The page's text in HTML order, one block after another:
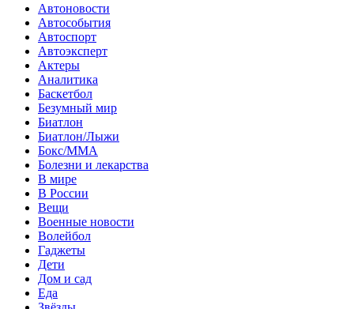
Автоновости
Автособытия
Автоспорт
Автоэксперт
Актеры
Аналитика
Баскетбол
Безумный мир
Биатлон
Биатлон/Лыжи
Бокс/MMA
Болезни и лекарства
В мире
В России
Вещи
Военные новости
Волейбол
Гаджеты
Дети
Дом и сад
Еда